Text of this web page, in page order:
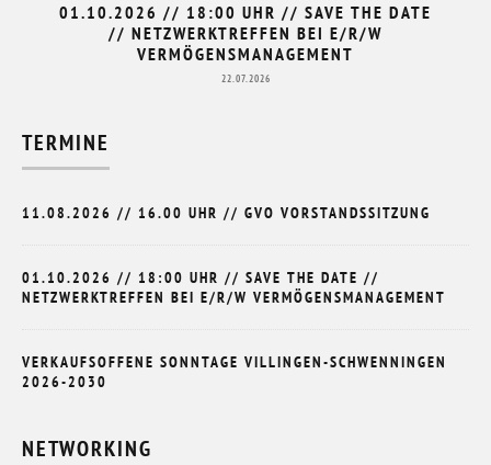
01.10.2026 // 18:00 UHR // SAVE THE DATE
// NETZWERKTREFFEN BEI E/R/W
VERMÖGENSMANAGEMENT
22.07.2026
TERMINE
11.08.2026 // 16.00 UHR // GVO VORSTANDSSITZUNG
01.10.2026 // 18:00 UHR // SAVE THE DATE //
NETZWERKTREFFEN BEI E/R/W VERMÖGENSMANAGEMENT
VERKAUFSOFFENE SONNTAGE VILLINGEN-SCHWENNINGEN
2026-2030
NETWORKING